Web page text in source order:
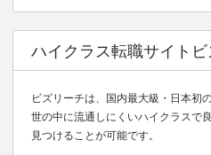
ハイクラス転職サイトビ
ビズリーチは、国内最大級・日本初
世の中に流通しにくいハイクラスで
見つけることが可能です。